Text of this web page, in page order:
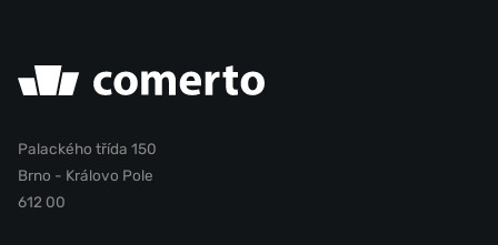
Palackého třída 150
Brno - Královo Pole
612 00